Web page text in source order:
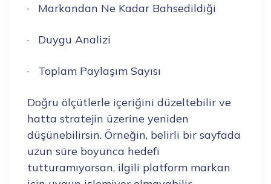
· Markandan Ne Kadar Bahsedildiği
· Duygu Analizi
· Toplam Paylaşım Sayısı
Doğru ölçütlerle içeriğini düzeltebilir ve
hatta stratejin üzerine yeniden
düşünebilirsin. Örneğin, belirli bir sayfada
uzun süre boyunca hedefi
tutturamıyorsan, ilgili platform markan